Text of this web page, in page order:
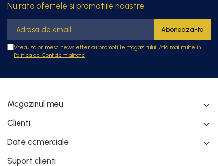
Nu rata ofertele si promotiile noastre
Vreau sa primesc newsletter cu promotiile magazinului. Afla mai multe in
Politica de Confidentialitate
Magazinul meu
Clienti
Date comerciale
Suport clienti